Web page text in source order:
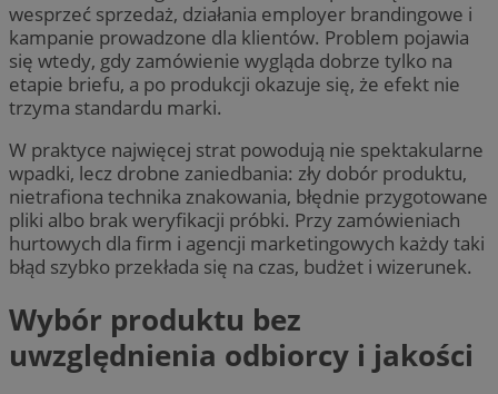
wesprzeć sprzedaż, działania employer brandingowe i
kampanie prowadzone dla klientów. Problem pojawia
się wtedy, gdy zamówienie wygląda dobrze tylko na
etapie briefu, a po produkcji okazuje się, że efekt nie
trzyma standardu marki.
W praktyce najwięcej strat powodują nie spektakularne
wpadki, lecz drobne zaniedbania: zły dobór produktu,
nietrafiona technika znakowania, błędnie przygotowane
pliki albo brak weryfikacji próbki. Przy zamówieniach
hurtowych dla firm i agencji marketingowych każdy taki
błąd szybko przekłada się na czas, budżet i wizerunek.
Wybór produktu bez
uwzględnienia odbiorcy i jakości